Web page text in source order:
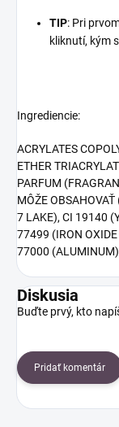
TIP: Pri
kliknutí, kým
Ingrediencie:
ACRYLATES
ETHER
PARFUM
MÔŽE
7 LAKE), CI 19140
77499 (IRON
77000
Diskusia
Buďte prvý, kto
Pridať komentár